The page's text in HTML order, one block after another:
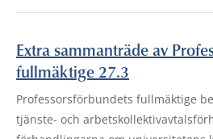
Extra sammanträde av
fullmäktige 27.3
Professorsförbundets fullmäktige
tjänste- och